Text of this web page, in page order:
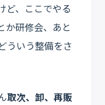
ど、ここでやる
か研修会、あと
ういう整備をさ
取次、卸、再販